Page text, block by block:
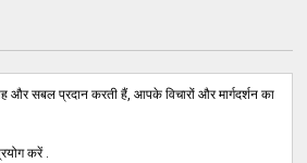
और सबल प्रदान करती हैं, आपके विचारों और मार्गदर्शन का
करें .